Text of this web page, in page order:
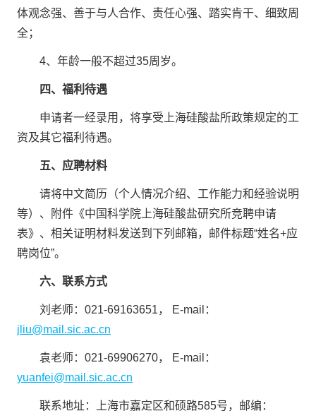
体观念强、善于与人合作、责任心强、踏实肯干、细致周
全；
4、年龄一般不超过35周岁。
四、福利待遇
申请者一经录用，将享受上海硅酸盐所政策规定的工
资及其它福利待遇。
五、应聘材料
请将中文简历（个人情况介绍、工作能力和经验说明
等）、附件《中国科学院上海硅酸盐研究所竞聘申请
表》、相关证明材料发送到下列邮箱，邮件标题“姓名+应
聘岗位”。
六、联系方式
刘老师：021-69163651， E-mail：
jliu@mail.sic.ac.cn
袁老师：021-69906270， E-mail：
yuanfei@mail.sic.ac.cn
联系地址：上海市嘉定区和硕路585号，邮编：